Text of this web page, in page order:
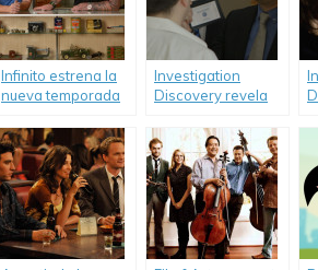
Infinito estrena la
nueva temporada
Subastas».
Investigation
Discovery revela
escandalosas
historias de
engaño y estafa en
la nueva serie
«Impostores».